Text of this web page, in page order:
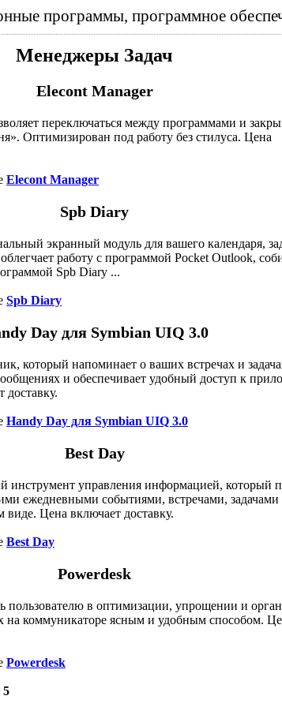
программы, программное
Менеджеры Задач
Elecont Manager
переключаться между программами и
Оптимизирован под работу без стилуса. Цена
Elecont Manager
Spb Diary
экранный модуль для вашего календаря,
работу с программой Pocket Outlook,
Spb Diary ...
Spb Diary
Day для Symbian UIQ 3.0
который напоминает о ваших встречах и
и обеспечивает удобный доступ к
Handy Day для Symbian UIQ 3.0
Best Day
управления информацией, который
ежедневными событиями, встречами, задачами
Цена включает доставку.
Best Day
Powerdesk
пользователю в оптимизации, упрощении и
на коммуникаторе ясным и удобным способом.
Powerdesk
5